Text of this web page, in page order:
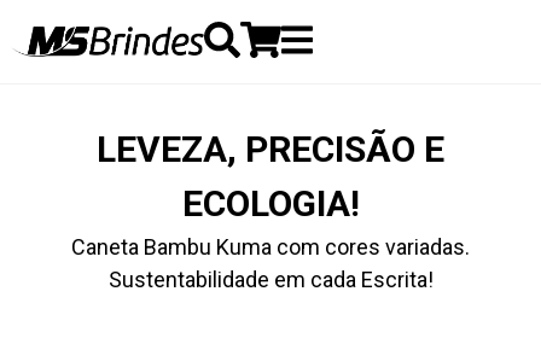
LEVEZA, PRECISÃO E
ECOLOGIA!
Caneta Bambu Kuma com cores variadas.
Sustentabilidade em cada Escrita!